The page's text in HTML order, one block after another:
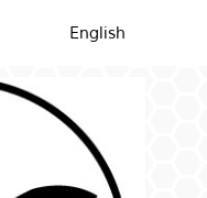
English